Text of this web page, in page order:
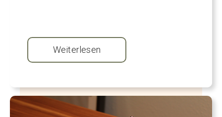
Weiterlesen